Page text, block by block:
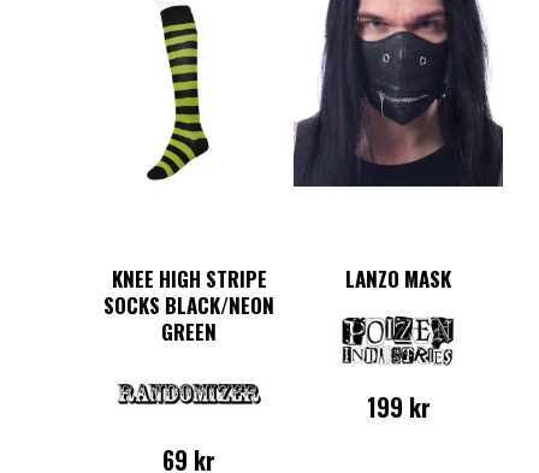
KNEE HIGH STRIPE
SOCKS BLACK/NEON
GREEN
69 kr
LANZO MASK
199 kr